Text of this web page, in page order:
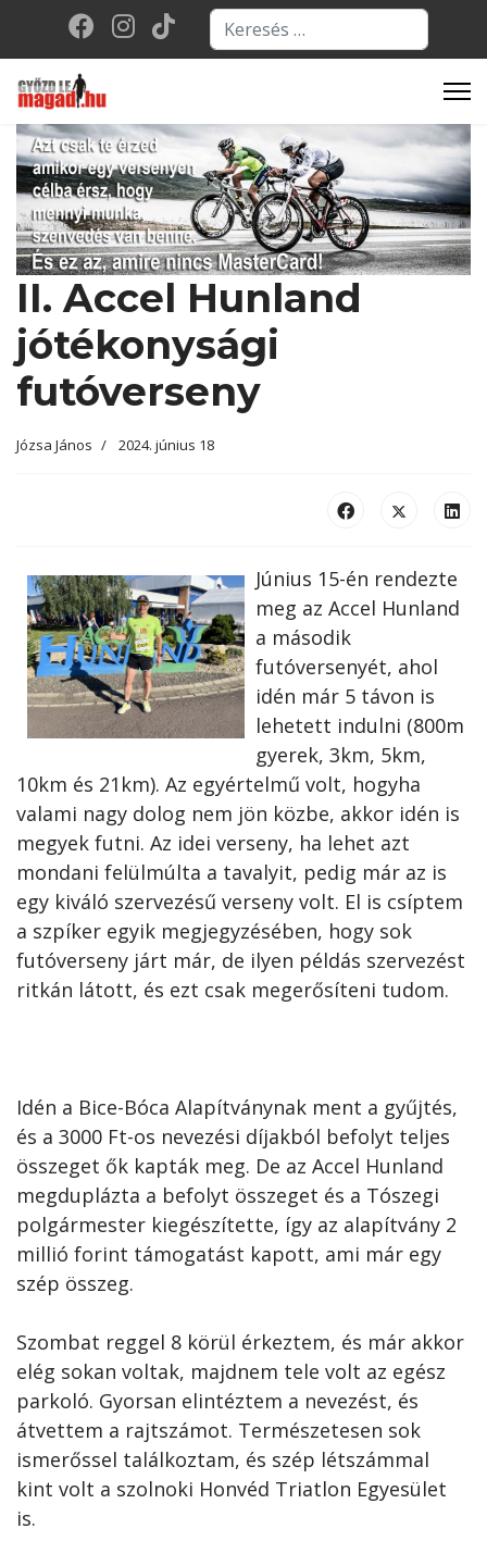
Keresés...
Type 2 or more
II. Accel Hunland
jótékonysági
futóverseny
Józsa János 2024. június 18
Június 15-én rendezte
meg az Accel Hunland
a második
futóversenyét, ahol
idén már 5 távon is
lehetett indulni (800m
gyerek, 3km, 5km,
10km és 21km). Az egyértelmű volt, hogyha
valami nagy dolog nem jön közbe, akkor idén is
megyek futni. Az idei verseny, ha lehet azt
mondani felülmúlta a tavalyit, pedig már az is
egy kiváló szervezésű verseny volt. El is csíptem
a szpíker egyik megjegyzésében, hogy sok
futóverseny járt már, de ilyen példás szervezést
ritkán látott, és ezt csak megerősíteni tudom.
Idén a Bice-Bóca Alapítványnak ment a gyűjtés,
és a 3000 Ft-os nevezési díjakból befolyt teljes
összeget ők kapták meg. De az Accel Hunland
megduplázta a befolyt összeget és a Tószegi
polgármester kiegészítette, így az alapítvány 2
millió forint támogatást kapott, ami már egy
szép összeg.
Szombat reggel 8 körül érkeztem, és már akkor
elég sokan voltak, majdnem tele volt az egész
parkoló. Gyorsan elintéztem a nevezést, és
átvettem a rajtszámot. Természetesen sok
ismerőssel találkoztam, és szép létszámmal
kint volt a szolnoki Honvéd Triatlon Egyesület
is.